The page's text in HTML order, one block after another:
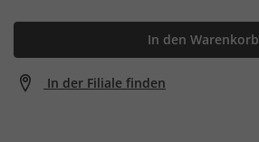
In den Warenkorb
In der Filiale finden